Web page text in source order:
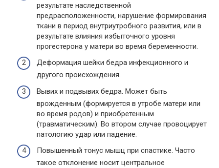
результате наследственной
предрасположенности, нарушение формирования
ткани в период внутриутробного развития, или в
результате влияния избыточного уровня
прогестерона у матери во время беременности.
Деформация шейки бедра инфекционного и
другого происхождения.
Вывих и подвывих бедра. Может быть
врожденным (формируется в утробе матери или
во время родов) и приобретенным
(травматическим). Во втором случае провоцирует
патологию удар или падение.
Повышенный тонус мышц при спастике. Часто
такое отклонение носит центральное